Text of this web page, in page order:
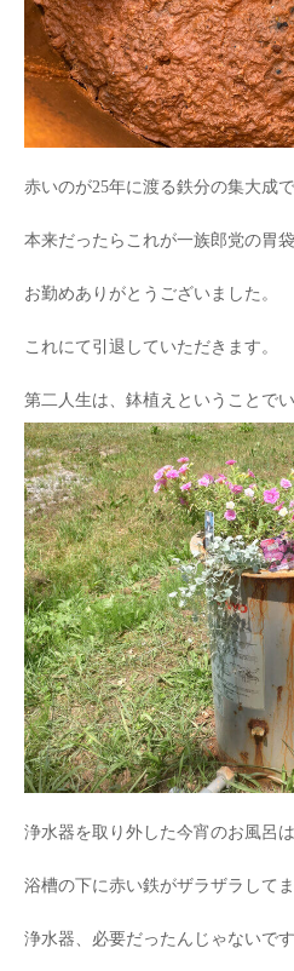
赤いのが25年に渡る鉄分の集大成で
本来だったらこれが一族郎党の胃
お勤めありがとうございました。
これにて引退していただきます。
第二人生は、鉢植えということで
浄水器を取り外した今宵のお風呂
浴槽の下に赤い鉄がザラザラしてま
浄水器、必要だったんじゃないで